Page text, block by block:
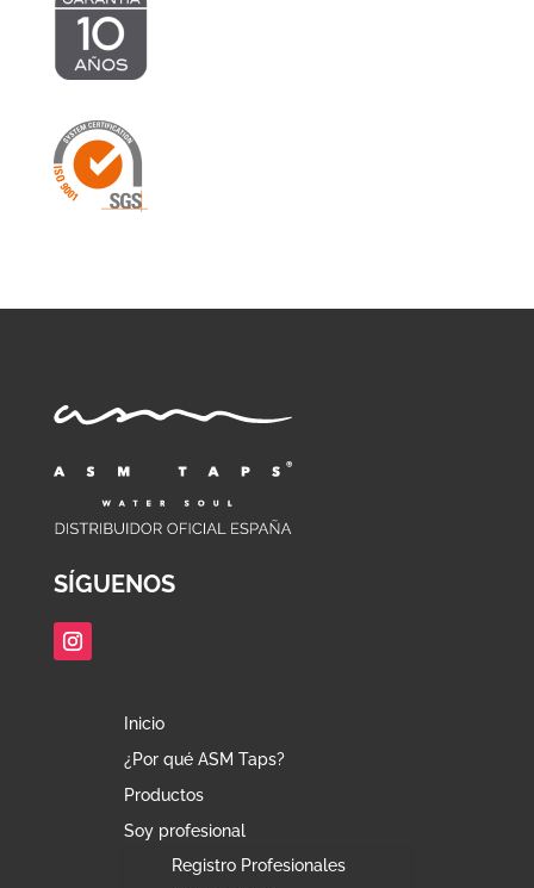
SÍGUENOS
Inicio
¿Por qué ASM Taps?
Productos
Soy profesional
Registro Profesionales